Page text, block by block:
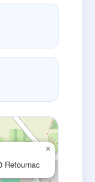
Retournac
×